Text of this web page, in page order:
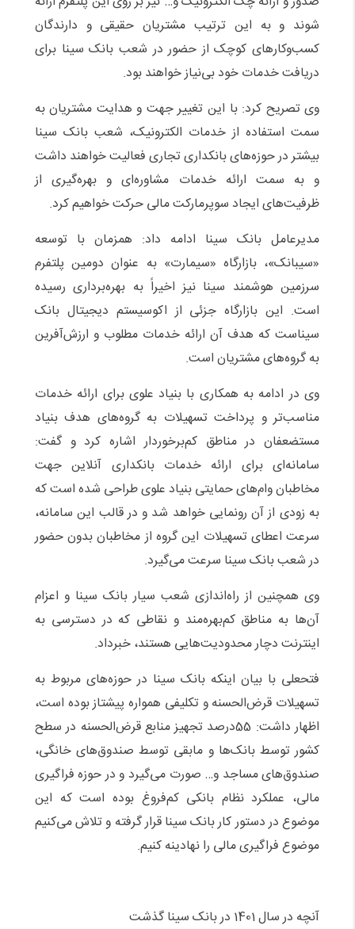
شوند و به این ترتیب مشتریان حقیقی و دارندگان
کسب‌وکارهای کوچک از حضور در شعب بانک سینا برای
دریافت خدمات خود بی‌نیاز خواهند بود.
وی تصریح کرد: با این تغییر جهت و هدایت مشتریان به
سمت استفاده از خدمات الکترونیک، شعب بانک سینا
بیشتر در حوزه‌های بانکداری تجاری فعالیت خواهند داشت
و به سمت ارائه خدمات مشاوره‌ای و بهره‌گیری از
ظرفیت‌های ایجاد سوپرمارکت مالی حرکت خواهیم کرد.
مدیرعامل بانک سینا ادامه داد: همزمان با توسعه
«سیبانک»، بازارگاه «سیمارت» به عنوان دومین پلتفرم
سرزمین هوشمند سینا نیز اخیراً به بهره‌برداری رسیده
است. این بازارگاه جزئی از اکو‌سیستم دیجیتال بانک
سیناست که هدف آن ارائه خدمات مطلوب و ارزش‌آفرین
به گروه‌های مشتریان است.
وی در ادامه به همکاری با بنیاد علوی برای ارائه خدمات
مناسب‌تر و پرداخت تسهیلات به گروه‌های هدف بنیاد
مستضعفان در مناطق کم‌برخوردار اشاره کرد و گفت:
سامانه‌ای برای ارائه خدمات بانکداری آنلاین جهت
مخاطبان وام‌های حمایتی بنیاد علوی طراحی شده است که
به زودی از آن رونمایی خواهد شد و در قالب این سامانه،
سرعت اعطای تسهیلات این گروه از مخاطبان بدون حضور
در شعب بانک سینا سرعت می‌گیرد.
وی همچنین از راه‌اندازی شعب سیار بانک سینا و اعزام
آن‌ها به مناطق کم‌بهره‌مند و نقاطی که در دسترسی به
اینترنت دچار محدودیت‌هایی هستند، خبرداد.
فتحعلی با بیان اینکه بانک سینا در حوزه‌های مربوط به
تسهیلات قرض‌الحسنه و تکلیفی همواره پیشتاز بوده است،
اظهار داشت: 55درصد تجهیز منابع قرض‌الحسنه در سطح
کشور توسط بانک‌ها و مابقی توسط صندوق‌های خانگی،
صندوق‌های مساجد و… صورت می‌گیرد و در حوزه فراگیری
مالی، عملکرد نظام بانکی کم‌فروغ بوده است که این
موضوع در دستور کار بانک سینا قرار گرفته و تلاش می‌کنیم
موضوع فراگیری مالی را نهادینه کنیم.
آنچه در سال 1401 در بانک سینا گذشت